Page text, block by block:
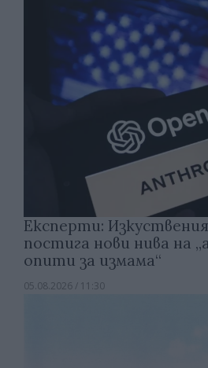
Експерти:
постига нови нива на
опити за измама“
05.08.2026 / 11:30